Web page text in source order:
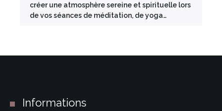
créer une atmosphère sereine et spirituelle lors
de vos séances de méditation, de yoga…
Informations